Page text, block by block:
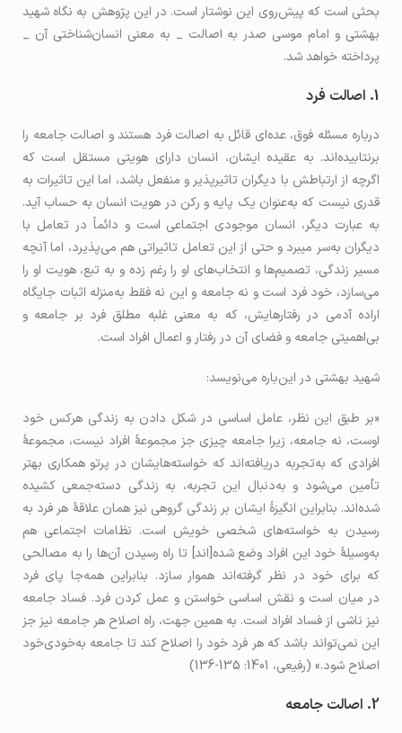
بحثی است که پیش­‌روی این نوشتار است. در این پژوهش به نگاه شهید
بهشتی و امام موسی صدر به اصالت _ به معنی انسان­‌شناختی آن _
پرداخته خواهد شد.
1. اصالت فرد
در­باره مسئله فوق، عده­‌ای قائل به اصالت فرد هستند و اصالت جامعه را
برنتابیده‌­اند. به عقیده ایشان، انسان دارای هویتی مستقل است که
اگرچه از ارتباطش با دیگران تاثیرپذیر و منفعل باشد، اما این تاثیرات به
قدری نیست که به‌عنوان یک پایه و رکن در هویت انسان به حساب آید.
به عبارت دیگر، انسان موجودی اجتماعی است و دائماً در تعامل با
دیگران به‌سر می­برد و حتی از این تعامل تاثیراتی هم می‌­پذیرد، اما آنچه
مسیر زندگی، تصمیم­‌ها و انتخاب­‌های او را رغم زده و به تبع، هویت او را
می‌­سازد، خود فرد است و نه جامعه و این نه فقط به‌منزله اثبات جایگاه
اراده آدمی در رفتارهایش، که به معنی غلبه­ مطلق فرد بر جامعه و
بی‌اهمیتی جامعه و فضای آن در رفتار و اعمال افراد است.
شهید بهشتی در این­‌باره می‌­نویسد:
«بر طبق این نظر، عامل اساسی در شکل دادن به زندگی هرکس خود
اوست، نه جامعه، زیرا جامعه چیزی جز مجموعۀ افراد نیست، مجموعۀ
افرادی که به‌تجربه دریافته‌اند که خواسته‌هایشان در پرتو همکاری بهتر
تأمین می‌شود و به‌دنبال این تجربه، به زندگی دسته‌جمعی کشیده
شده‌اند. بنابراین انگیزۀ ایشان بر زندگی گروهی نیز همان علاقۀ هر فرد به
رسیدن به خواسته‌های شخصی خویش است. نظامات اجتماعی هم
به‌وسیلۀ خود این افراد وضع شده[اند] تا راه رسیدن آن‌ها را به مصالحی
که برای خود در نظر گرفته‌اند هموار سازد. بنابراین همه‌جا پای فرد
در میان است و نقش اساسی خواستن و عمل کردن فرد. فساد جامعه
نیز ناشی از فساد افراد است. به همین جهت، راه اصلاح هر جامعه نیز جز
این نمی‌تواند باشد که هر فرد خود را اصلاح کند تا جامعه به‌خودی‌خود
اصلاح شود.» (رفیعی، 1401: 135-136)
2. اصالت جامعه